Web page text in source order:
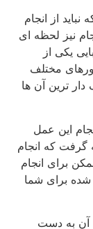
از انجام
لحظه ای
یکی از
مختلف
ترین آن ها
این عمل
که انجام
برای انجام
برای شما
به دست